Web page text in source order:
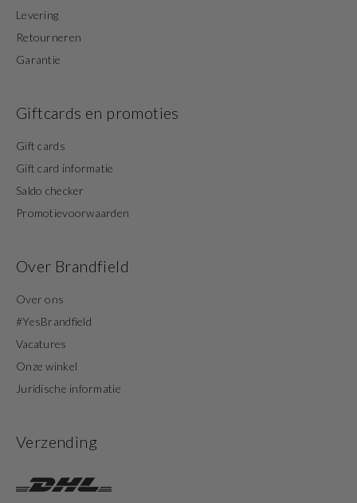
Levering
Retourneren
Garantie
Giftcards en promoties
Gift cards
Gift card informatie
Saldo checker
Promotievoorwaarden
Over Brandfield
Over ons
#YesBrandfield
Vacatures
Onze winkel
Juridische informatie
Verzending